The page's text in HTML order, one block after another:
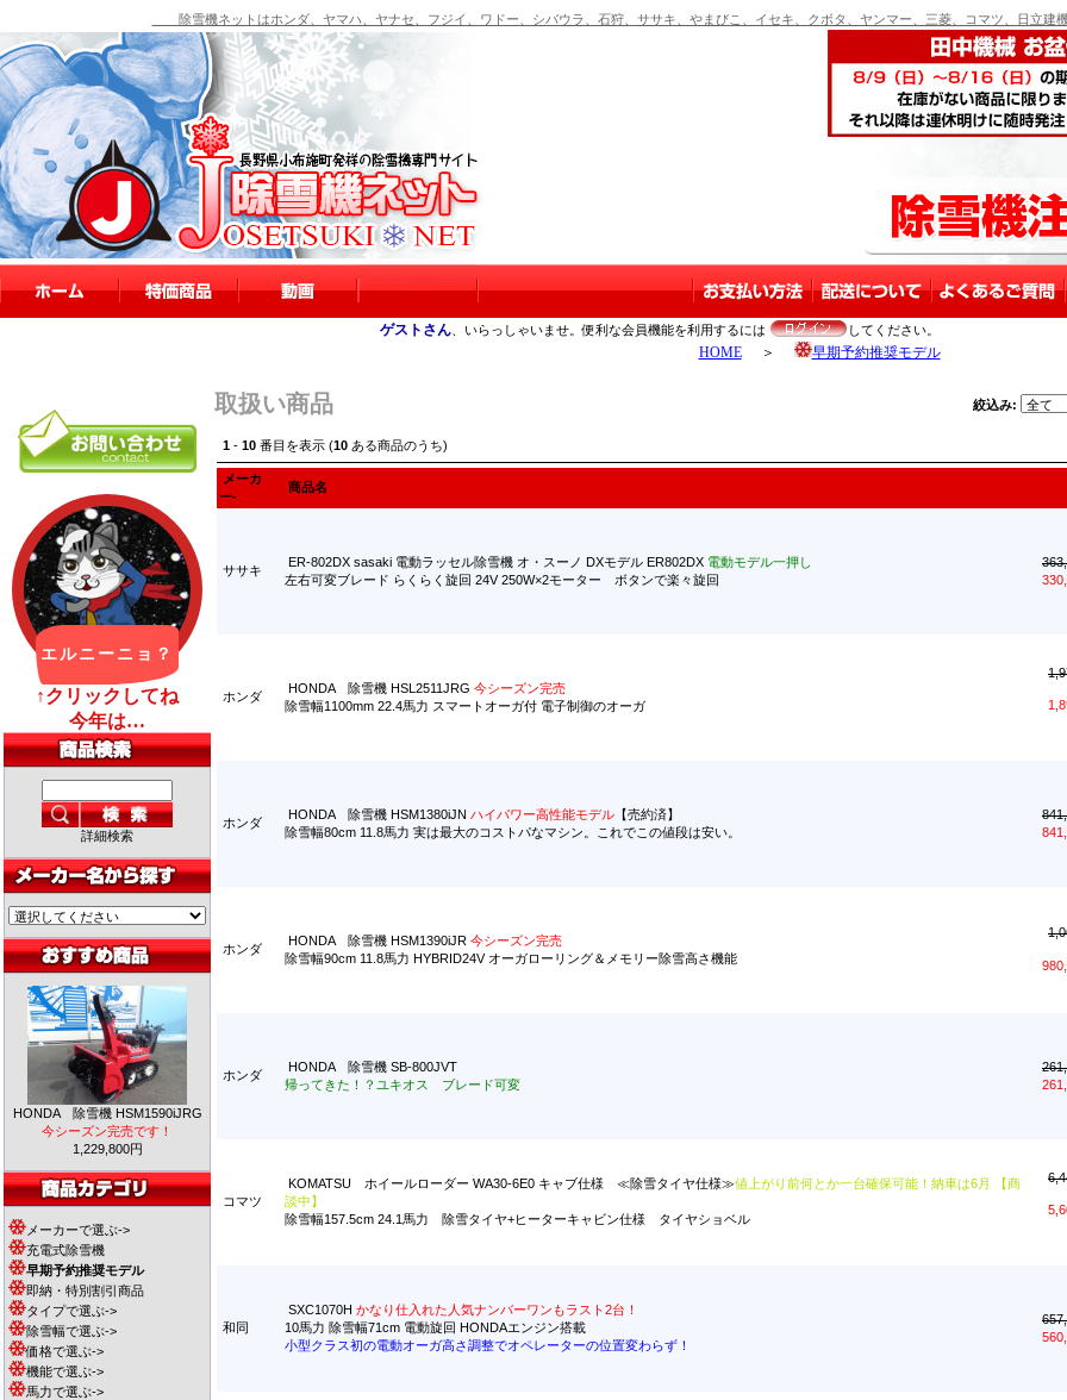
除雪機ネットはホンダ、ヤマハ、ヤナセ、フジイ、ワドー、シバウラ、石狩、ササキ、やまびこ、イセキ、クボタ、ヤンマー、三菱、コマツ、日立建
ゲストさん 、いらっしゃいませ。便利な会員機能を利用するには してください。
HOME ＞ 早期予約推奨モデル
詳細検索
HONDA 除雪機 HSM1590iJRG
今シーズン完売です！
1,229,800円
メーカーで選ぶ->
充電式除雪機
早期予約推奨モデル
即納・特別割引商品
タイプで選ぶ->
除雪幅で選ぶ->
価格で選ぶ->
機能で選ぶ->
馬力で選ぶ->
取扱い商品 絞込み:
1 - 10 番目を表示 (10 ある商品のうち)
メーカ
ー-
商品名
ササキ
ER-802DX sasaki 電動ラッセル除雪機 オ・スーノ DXモデル ER802DX 電動モデル一押し
左右可変ブレード らくらく旋回 24V 250W×2モーター ボタンで楽々旋回
ホンダ
HONDA 除雪機 HSL2511JRG 今シーズン完売
除雪幅1100mm 22.4馬力 スマートオーガ付 電子制御のオーガ
ホンダ
HONDA 除雪機 HSM1380iJN ハイパワー高性能モデル 【売約済】
除雪幅80cm 11.8馬力 実は最大のコストパなマシン。これでこの値段は安い。
ホンダ
HONDA 除雪機 HSM1390iJR 今シーズン完売
除雪幅90cm 11.8馬力 HYBRID24V オーガローリング＆メモリー除雪高さ機能
ホンダ
HONDA 除雪機 SB-800JVT
帰ってきた！？ユキオス ブレード可変
コマツ
KOMATSU ホイールローダー WA30-6E0 キャブ仕様 ≪除雪タイヤ仕様≫値上がり前何とか一台確保可能！納車は6月 【商
談中】
除雪幅157.5cm 24.1馬力 除雪タイヤ+ヒーターキャビン仕様 タイヤショベル
和同
SXC1070H かなり仕入れた人気ナンバーワンもラスト2台！
10馬力 除雪幅71cm 電動旋回 HONDAエンジン搭載
小型クラス初の電動オーガ高さ調整でオペレーターの位置変わらず！